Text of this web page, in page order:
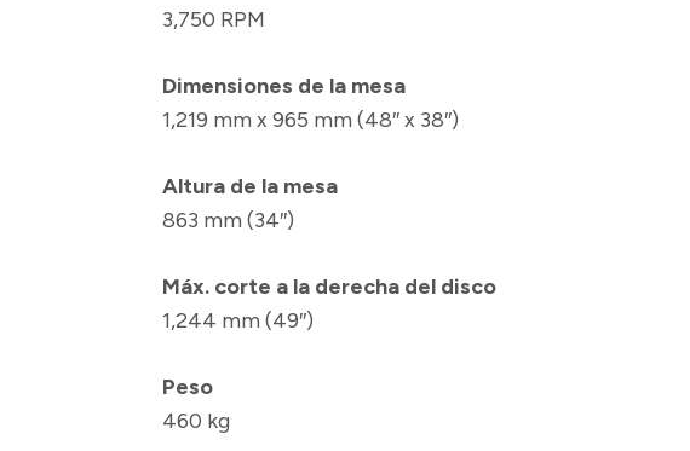
3,750 RPM
Dimensiones de la mesa
1,219 mm x 965 mm (48″ x 38″)
Altura de la mesa
863 mm (34″)
Máx. corte a la derecha del disco
1,244 mm (49″)
Peso
460 kg